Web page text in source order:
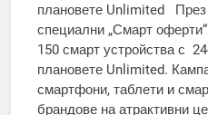
плановете Unlimited През
специални „Смарт
150 смарт устройства с
плановете Unlimited.
смартфони, таблети и
брандове на атрактивни